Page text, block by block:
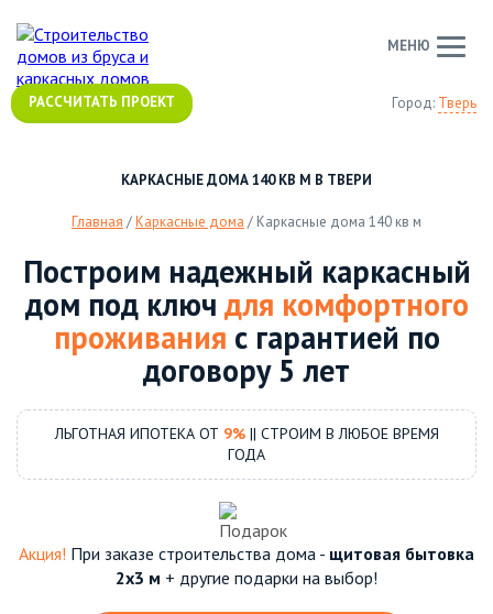
Город: Тверь
РАССЧИТАТЬ ПРОЕКТ
МЕНЮ
КАРКАСНЫЕ ДОМА 140 КВ М В ТВЕРИ
Главная /Каркасные дома / Каркасные дома 140 кв м
Построим надежный каркасный
дом под ключ для комфортного
проживания с гарантией по
договору 5 лет
ЛЬГОТНАЯ ИПОТЕКА ОТ 9%|| СТРОИМ В ЛЮБОЕ ВРЕМЯ
ГОДА
Акция! При заказе строительства дома - щитовая бытовка
2х3 м + другие подарки на выбор!